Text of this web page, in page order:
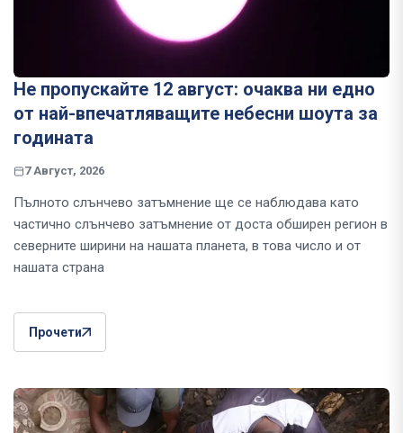
Не пропускайте 12 август: очаква ни едно
от най-впечатляващите небесни шоута за
годината
7 Август, 2026
Пълното слънчево затъмнение ще се наблюдава като
частично слънчево затъмнение от доста обширен регион в
северните ширини на нашата планета, в това число и от
нашата страна
Прочети